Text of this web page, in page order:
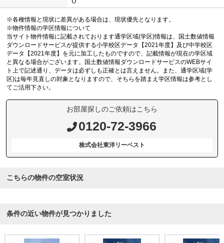
※各種情報と現状に差異がある場合は、現状優先となります。
※物件情報の学区情報について
当サイト物件情報に記載されております通学区域(学区)情報は、国土数値情報
ダウンロードサービスが提供する小学校区データ【2021年度】及び中学校区
データ【2021年度】を元に加工したものですので、記載情報が現在の学区域
と異なる場合がございます。国土数値情報ダウンロードサービスのWEBサイ
ト上で記述通り、データは必ずしも正確とは言えません。また、通学区域(学
区)は毎年見直しの対象となりますので、そちらを踏まえ学区情報は参考とし
てご活用下さい。
お部屋探しのご依頼はこちら
0120-72-3966
株式会社東洋リーベスト
こちらの物件の空室状況
条件の近い物件が見つかりました